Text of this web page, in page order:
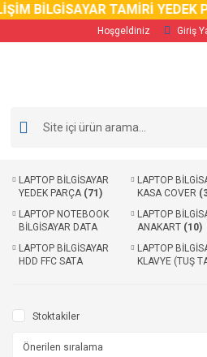
BİLGİSAYAR TAMİRİ YEDEK
Hoşgeldiniz Giriş
LAPTOP BİLGİSAYAR
YEDEK PARÇA (71)
LAPTOP
KASA COVER
LAPTOP NOTEBOOK
BİLGİSAYAR DATA
(11)
LAPTOP
ANAKART (10)
LAPTOP BİLGİSAYAR
HDD FFC SATA
LAPTOP
KLAVYE (TUŞ
Stoktakiler